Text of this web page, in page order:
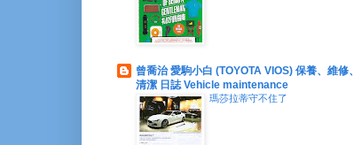
曾喬治 愛駒小白 (TOYOTA VIOS) 保養、維修、
清潔 日誌 Vehicle maintenance
瑪莎拉蒂守不住了